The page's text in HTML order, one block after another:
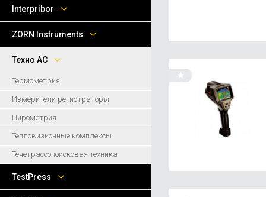
Interpribor
ZORN Instruments
Техно АС
Термометрия
Измерители регистраторы
Пирометрия
Тепловизионные комплексы
Течетрассопоисковая техника
TestPress